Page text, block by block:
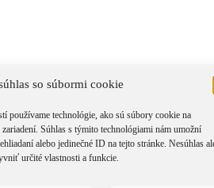
so súbormi cookie
používame technológie, ako sú súbory cookie na
Súhlas s týmito technológiami nám umožní
alebo jedinečné ID na tejto stránke. Nesúhlas
určité vlastnosti a funkcie.